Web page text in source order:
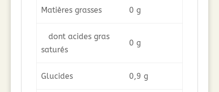
Matières grasses 0 g
dont acides gras
saturés
0 g
Glucides 0,9 g